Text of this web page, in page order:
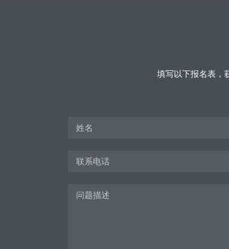
填写以下报名表，